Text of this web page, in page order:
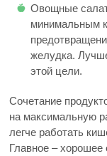
Овощные
минимальным
желудка.
этой цели.
Сочетание
на максимальную
легче работать
Главное – хорошее